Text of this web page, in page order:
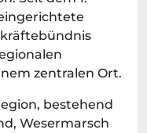
zentralen Ort.
bestehend
Wesermarsch